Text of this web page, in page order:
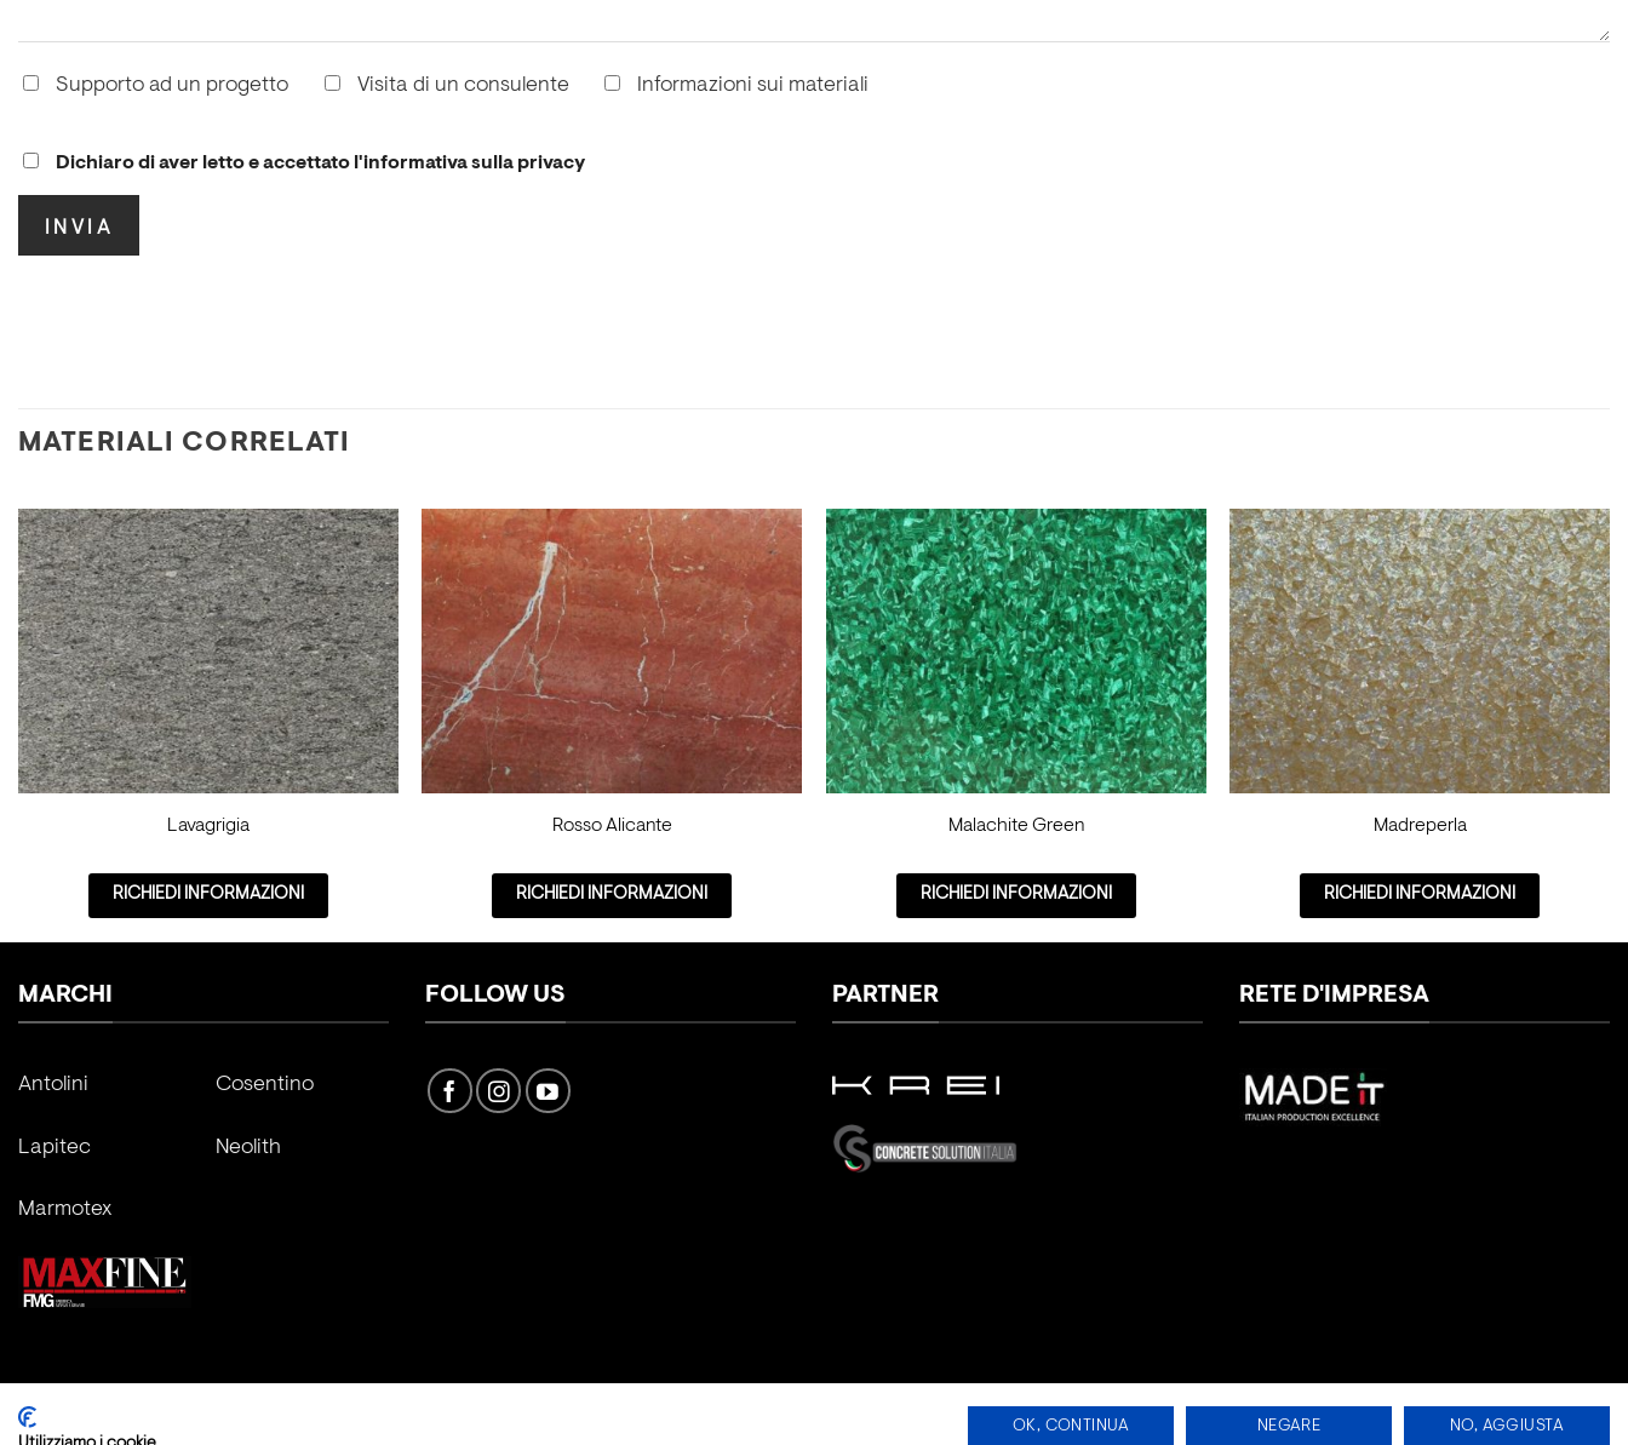
Supporto ad un progetto Visita di un consulente Informazioni sui materiali
Dichiaro di aver letto e accettato l'informativa sulla privacy
MATERIALI CORRELATI
Lavagrigia
RICHIEDI INFORMAZIONI
Rosso Alicante
RICHIEDI INFORMAZIONI
Malachite Green
RICHIEDI INFORMAZIONI
Madreperla
RICHIEDI INFORMAZIONI
MARCHI
Antolini
Lapitec
Marmotex
Cosentino
Neolith
FOLLOW US PARTNER RETE D'IMPRESA
Copyright 2026 © OK, CONTINUA NEGARE NO, AGGIUSTA